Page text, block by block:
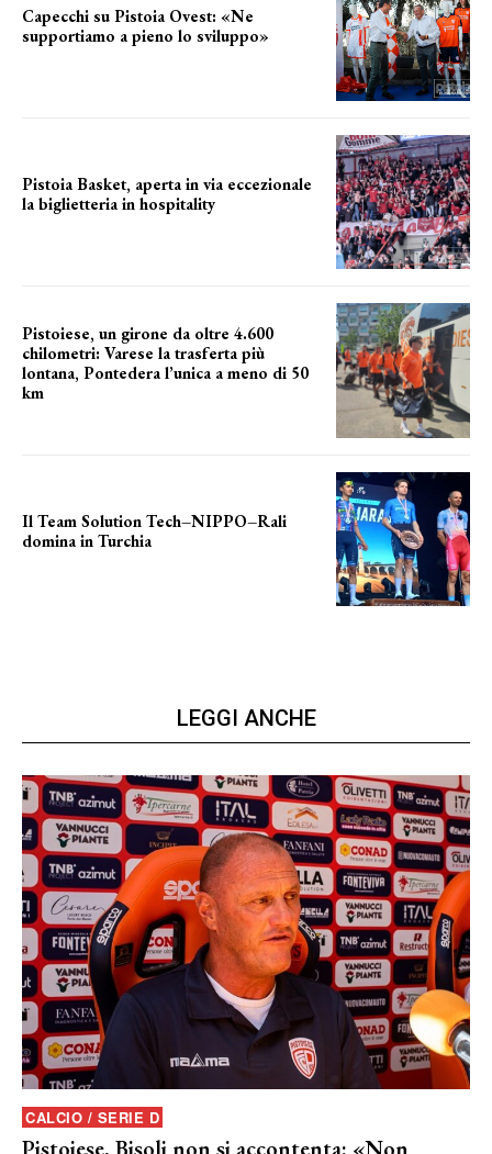
Capecchi su Pistoia Ovest: «Ne
supportiamo a pieno lo sviluppo»
Pistoia Basket, aperta in via eccezionale
la biglietteria in hospitality
Pistoiese, un girone da oltre 4.600
chilometri: Varese la trasferta più
lontana, Pontedera l’unica a meno di 50
km
Il Team Solution Tech–NIPPO–Rali
domina in Turchia
LEGGI ANCHE
CALCIO / SERIE D
Pistoiese, Bisoli non si accontenta: «Non